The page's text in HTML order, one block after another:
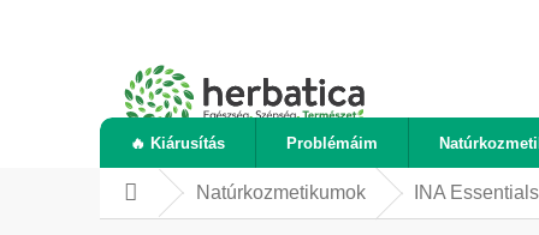
🔥 Kiárusítás Problémáim
KezdőlapNatúrkozmetikumok INA